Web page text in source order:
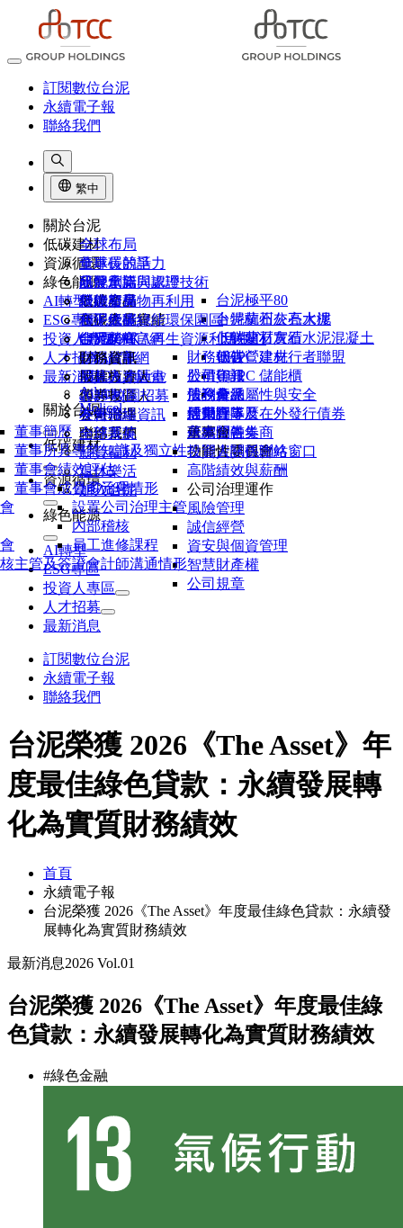
訂閱數位台泥
永續電子報
聯絡我們
繁中
關於台泥
全球布局
董事長的話
品牌承諾
組織架構
台泥大事紀
台泥榮耀
1101故事
供應商專區
客戶專區
各廠聯絡資訊
內部系統
低碳建材
全球碳競爭力
研發創新與認證
低碳產品
台泥極平80
卜特蘭石灰石水泥
卜特蘭石灰石水泥混凝土
UHPC 建材
UHPC 儲能櫃
產品屬性與安全
低碳產品實績
台泥杭州公亮大樓
低碳建材實績
低碳營建先行者聯盟
CIMPOR官網
OYAK官網
資源循環
水泥窯協同處理技術
營建廢棄物再利用
和平低碳綠能環保園區
台泥DAKA再生資源利用中心
綠色能源
綠能布局
台泥綠能
能元超商
台泥儲能
NHOA Energy
Atlante
Molicel
AI轉型
ESG專區
投資人專區
財務資訊
財務報告
公司年報
法說會
活動行事曆
股權投資人
股價資訊
股利分派
股東會
研究報告券商
公開資訊觀測站
債券投資人
債務彙總
信用評等及在外發行債券
永續金融
公司治理
經營團隊
董事會
董事簡歷
董事所具專業知識及獨立性
董事會績效評估
董事會成員多元化
功能性委員會
主管及簽證會計師溝通情形
高階績效與薪酬
公司治理運作
公司治理情形
設置公司治理主管
內部稽核
員工進修課程
風險管理
誠信經營
資安與個資管理
智慧財產權
公司規章
聯絡我們
基本問答集
投資人關係聯絡窗口
人才招募
尼莫人才計畫
2026 校園招募
友善職場
全球菁英
薪資福利
退休樂活
加入台泥
最新消息
關於台泥
低碳建材
資源循環
綠色能源
AI轉型
ESG專區
投資人專區
人才招募
最新消息
訂閱數位台泥
永續電子報
聯絡我們
台泥榮獲 2026《The Asset》年
度最佳綠色貸款：永續發展轉
化為實質財務績效
首頁
永續電子報
台泥榮獲 2026《The Asset》年度最佳綠色貸款：永續發
展轉化為實質財務績效
最新消息2026 Vol.01
台泥榮獲 2026《The Asset》年度最佳綠
色貸款：永續發展轉化為實質財務績效
#綠色金融